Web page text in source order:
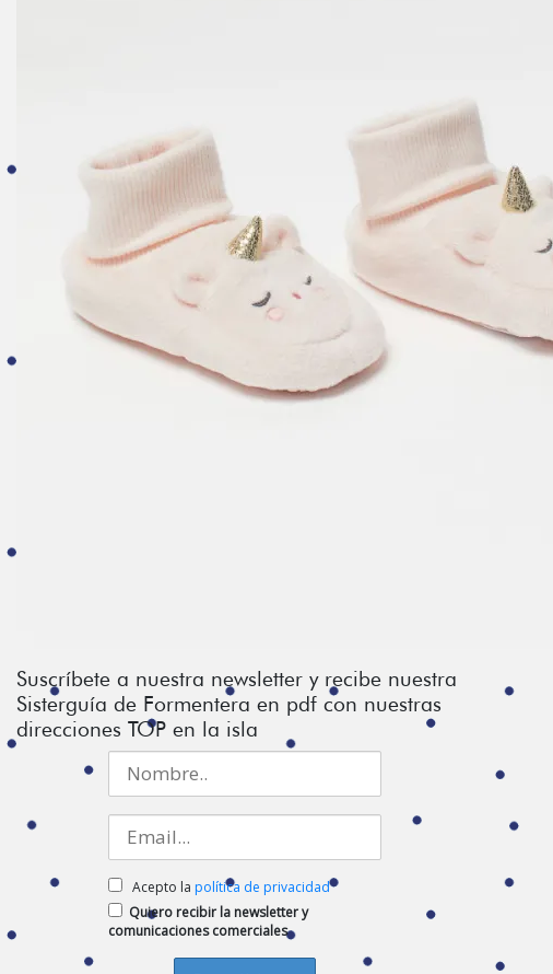
Suscríbete a nuestra newsletter y recibe nuestra
Sisterguía de Formentera en pdf con nuestras
direcciones TOP en la isla
Acepto la política de privacidad
Quiero recibir la newsletter y
comunicaciones comerciales